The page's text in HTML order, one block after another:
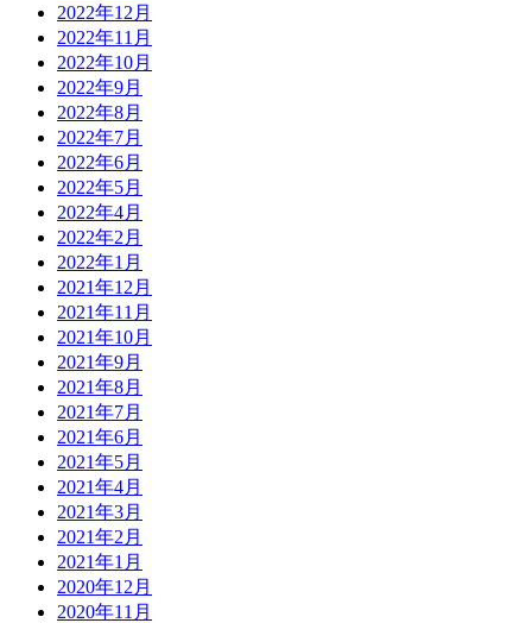
2022年12月
2022年11月
2022年10月
2022年9月
2022年8月
2022年7月
2022年6月
2022年5月
2022年4月
2022年2月
2022年1月
2021年12月
2021年11月
2021年10月
2021年9月
2021年8月
2021年7月
2021年6月
2021年5月
2021年4月
2021年3月
2021年2月
2021年1月
2020年12月
2020年11月